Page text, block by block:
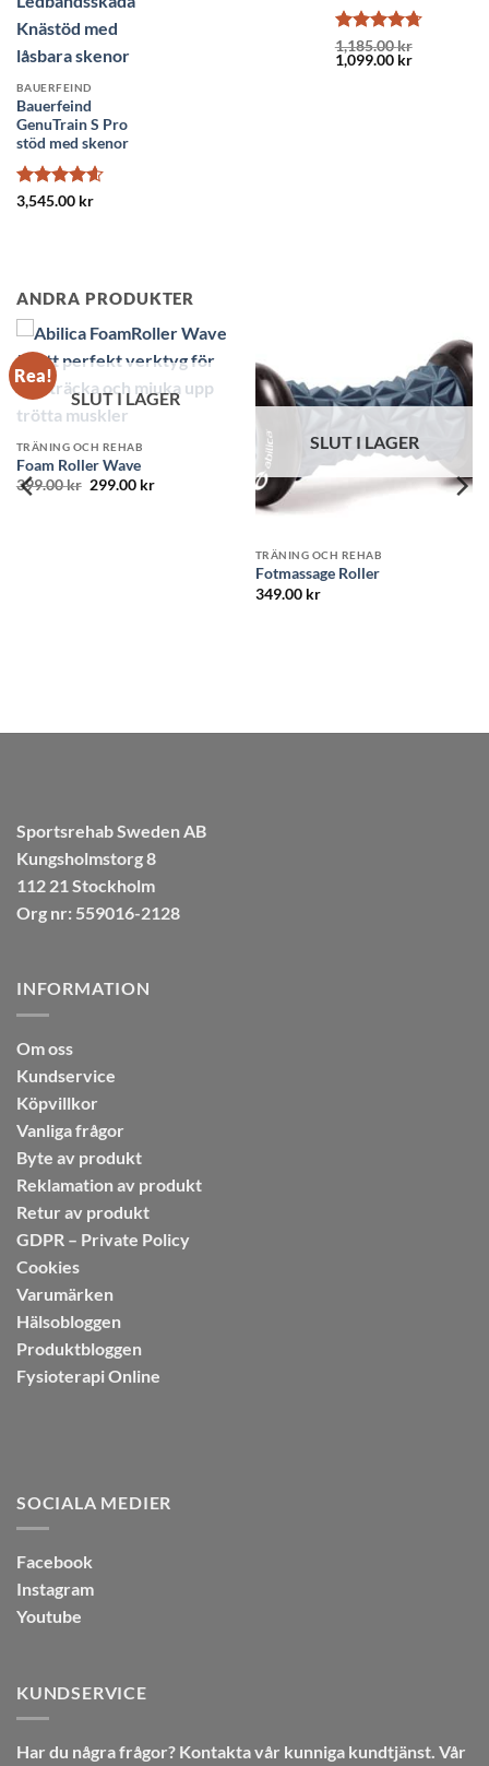
BAUERFEIND
Bauerfeind
GenuTrain S Pro
stöd med skenor
Betygsatt
3,545.00 kr
Betygsatt
4.74av 5
1,185.00kr
Det
ursprungliga
1,099.00 krDet
ANDRA PRODUKTER
I LAGER
TRÄNING OCH REHAB
Balansplatta
Betygsatt
kr
Sportsrehab Sweden AB
Kungsholmstorg 8
112 21 Stockholm
Org nr: 559016-2128
INFORMATION
Om oss
Kundservice
Köpvillkor
Vanliga frågor
Byte av produkt
Reklamation av produkt
Retur av produkt
GDPR – Private Policy
Cookies
Varumärken
Hälsobloggen
Produktbloggen
Fysioterapi Online
SOCIALA MEDIER
Facebook
Instagram
Youtube
KUNDSERVICE
Har du några frågor? Kontakta vår kunniga kundtjänst. Vår